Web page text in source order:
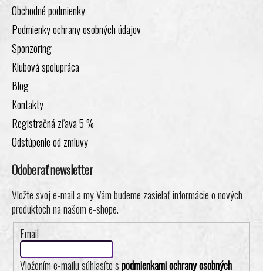
Obchodné podmienky
Podmienky ochrany osobných údajov
Sponzoring
Klubová spolupráca
Blog
Kontakty
Registračná zľava 5 %
Odstúpenie od zmluvy
Odoberať newsletter
Vložte svoj e-mail a my Vám budeme zasielať informácie o nových
produktoch na našom e-shope.
Email
Vložením e-mailu súhlasíte spodmienkami ochrany osobných